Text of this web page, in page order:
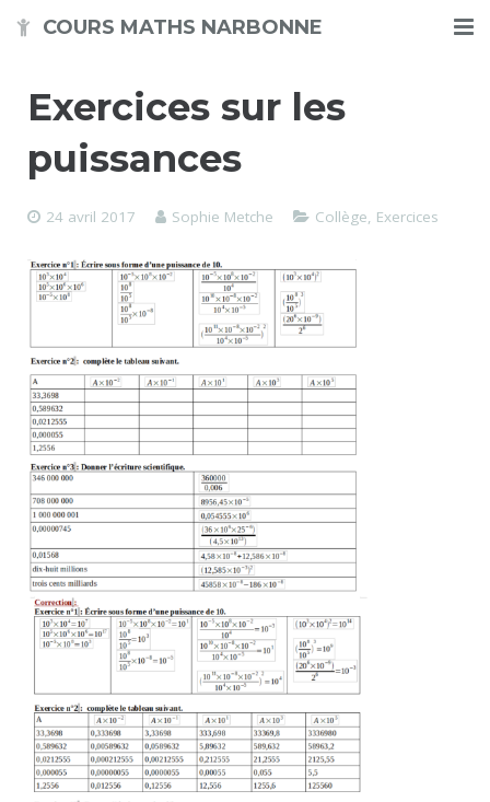
COURS MATHS NARBONNE
Calendrier des disponibilités
Exercices
Contact
Exercices sur les
puissances
24 avril 2017 Sophie Metche Collège, Exercices